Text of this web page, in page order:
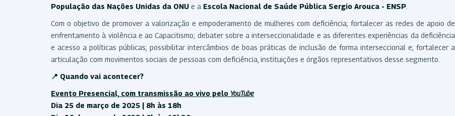
População das Nações Unidas da ONU e a Escola Nacional de Saúde Pública Sergio Arouca - ENSP
Com o objetivo de promover a valorização e empoderamento de mulheres com deficiência; fortalecer as redes de apoio de
enfrentamento à violência e ao Capacitismo; debater sobre a interseccionalidade e as diferentes experiências da deficiência
e acesso a políticas públicas; possibilitar intercâmbios de boas práticas de inclusão de forma interseccional e; fortalecer a
articulação com movimentos sociais de pessoas com deficiência, instituições e órgãos representativos desse segmento.
📍 Quando vai acontecer?
Evento Presencial, com transmissão ao vivo pelo YouTube
Dia 25 de março de 2025 | 8h às 18h